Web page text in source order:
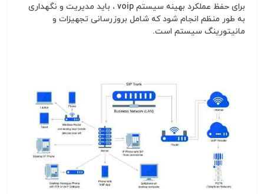
برای حفظ عملکرد بهینه سيستم voip ، باید مدیریت و نگهداری
به طور منظم انجام شود که شامل بروزرسانی تجهیزات و
مانیتورینگ سیستم است.